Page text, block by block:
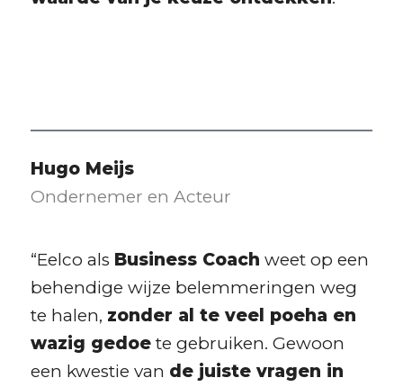
Hugo Meijs
Ondernemer en Acteur
“Eelco als Business Coach weet op een
behendige wijze belemmeringen weg
te halen, zonder al te veel poeha en
wazig gedoete gebruiken. Gewoon
een kwestie van de juiste vragen in